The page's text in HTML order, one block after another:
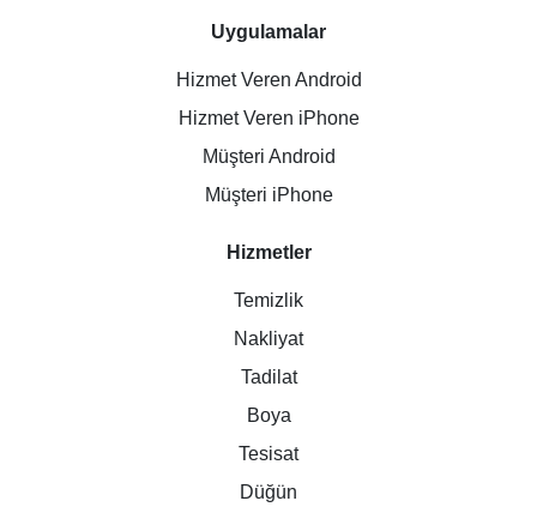
Uygulamalar
Hizmet Veren Android
Hizmet Veren iPhone
Müşteri Android
Müşteri iPhone
Hizmetler
Temizlik
Nakliyat
Tadilat
Boya
Tesisat
Düğün